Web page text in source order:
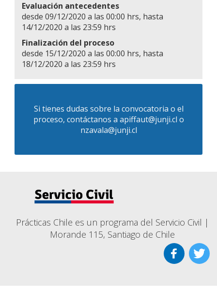
Evaluación antecedentes
desde 09/12/2020 a las 00:00 hrs, hasta
14/12/2020 a las 23:59 hrs
Finalización del proceso
desde 15/12/2020 a las 00:00 hrs, hasta
18/12/2020 a las 23:59 hrs
Si tienes dudas sobre la convocatoria o el
proceso, contáctanos a apiffaut@junji.cl o
nzavala@junji.cl
Prácticas Chile es un programa del Servicio Civil |
Morande 115, Santiago de Chile